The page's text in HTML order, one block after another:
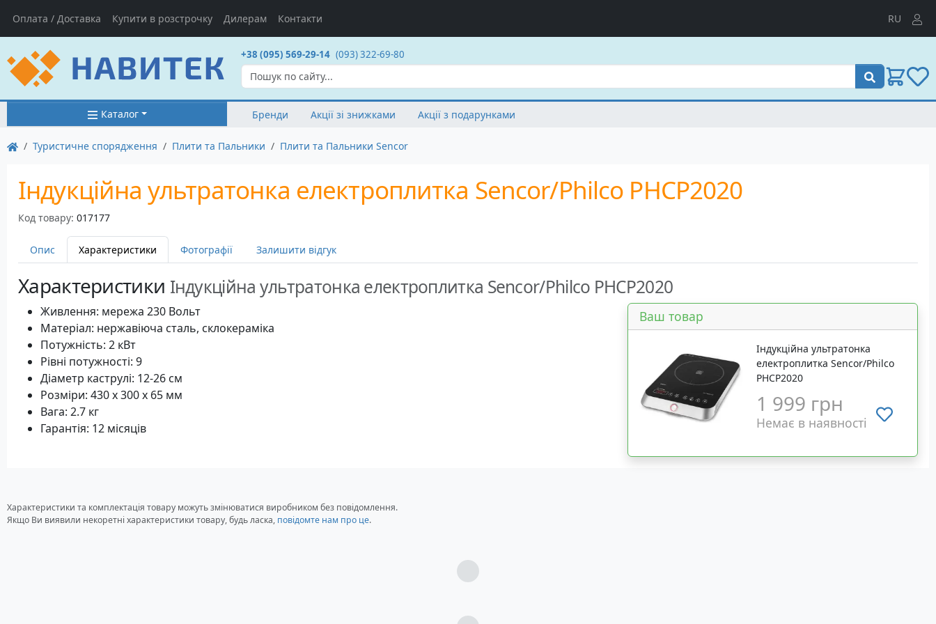
Оплата / Доставка Купити в розстрочку Дилерам Контакти RU
+38 (095) 569-29-14 (093) 322-69-80
Пошук
Каталог Бренди Акції зі знижками Акції з подарунками
Туристичне спорядження Плити та Пальники Плити та Пальники Sencor
Індукційна ультратонка електроплитка Sencor/Philco PHCP2020
Код товару: 017177
Опис Характеристики Фотографії Залишити відгук
Характеристики Індукційна ультратонка електроплитка Sencor/Philco PHCP2020
Живлення: мережа 230 Вольт
Матеріал: нержавіюча сталь, склокераміка
Потужність: 2 кВт
Рівні потужності: 9
Діаметр каструлі: 12-26 см
Розміри: 430 х 300 х 65 мм
Вага: 2.7 кг
Гарантія: 12 місяців
Ваш товар
Індукційна ультратонка
електроплитка Sencor/Philco
PHCP2020
1 999 грн
Немає в наявності
Характеристики та комплектація товару можуть змінюватися виробником без повідомлення.
Якщо Ви виявили некоретні характеристики товару, будь ласка, повідомте нам про це.
Загрузка...